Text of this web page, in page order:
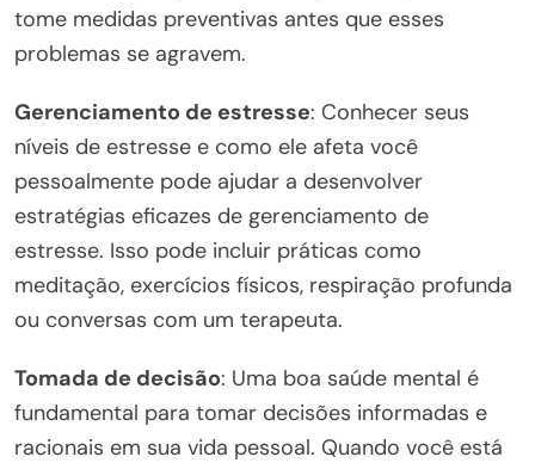
tome medidas preventivas antes que esses
problemas se agravem.
Gerenciamento de estresse: Conhecer seus
níveis de estresse e como ele afeta você
pessoalmente pode ajudar a desenvolver
estratégias eficazes de gerenciamento de
estresse. Isso pode incluir práticas como
meditação, exercícios físicos, respiração profunda
ou conversas com um terapeuta.
Tomada de decisão: Uma boa saúde mental é
fundamental para tomar decisões informadas e
racionais em sua vida pessoal. Quando você está